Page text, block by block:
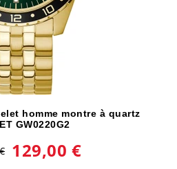
homme montre à quartz
GW0220G2
129,00 €